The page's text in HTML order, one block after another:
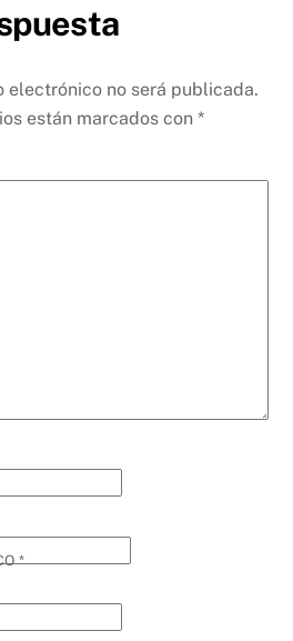
electrónico no será publicada.
están marcados con*
*